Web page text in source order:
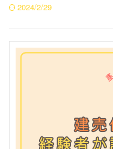
2024/2/29